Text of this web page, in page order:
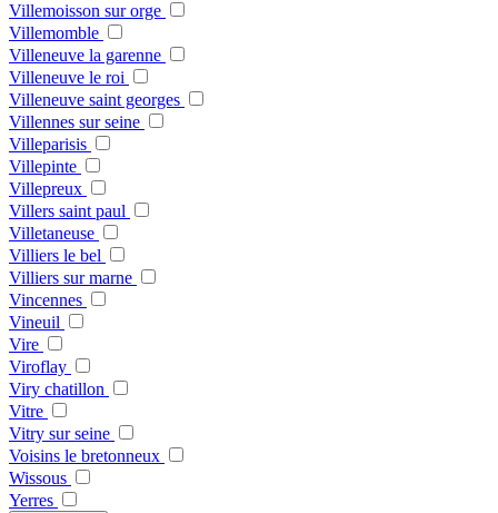
Villemoisson sur orge
Villemomble
Villeneuve la garenne
Villeneuve le roi
Villeneuve saint georges
Villennes sur seine
Villeparisis
Villepinte
Villepreux
Villers saint paul
Villetaneuse
Villiers le bel
Villiers sur marne
Vincennes
Vineuil
Vire
Viroflay
Viry chatillon
Vitre
Vitry sur seine
Voisins le bretonneux
Wissous
Yerres